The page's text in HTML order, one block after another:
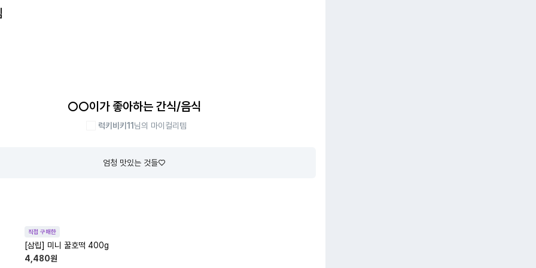
○○이가 좋아하는 간식/음식
럭키비키11 님의 마이컬리템
엄청 맛있는 것들♡
직접 구매한
[삼립] 미니 꿀호떡 400g
4,480원